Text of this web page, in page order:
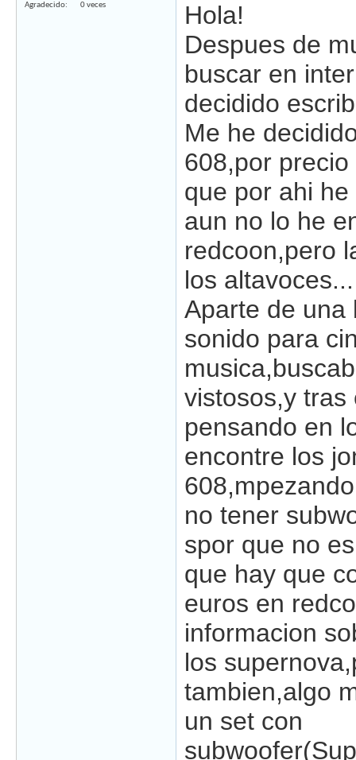
Agradecido
0 veces
Hola!
Despues de
buscar en
decidido
Me he
608,por
que por ahi
aun no lo he
redcoon,pero
los altavoces...
Aparte de una
sonido para
vistosos,y tras
pensando en
encontre los
no tener
spor que no
que hay que
euros en
informacion
los
tambien,algo
un set con